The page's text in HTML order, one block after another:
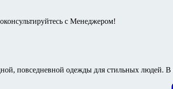
с Менеджером!
повседневной одежды для стильных людей. В